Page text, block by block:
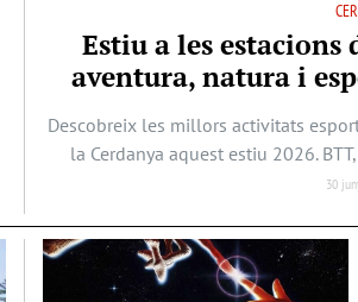
Estiu a les estacions
aventura, natura i
Descobreix les millors activitats
la Cerdanya aquest estiu 2026.
30